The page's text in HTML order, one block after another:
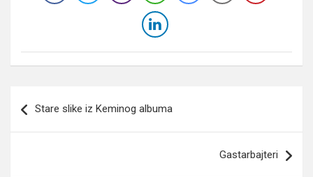
članaka
Stare slike iz Keminog albuma
Gastarbajteri